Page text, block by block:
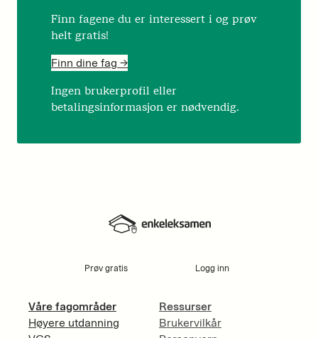
Finn fagene du er interessert i og prøv
helt gratis!
Finn dine fag ->
Ingen brukerprofil eller
betalingsinformasjon er nødvendig.
Prøv gratis Logg inn
Våre fagområder
Høyere utdanning
Ressurser
Brukervilkår